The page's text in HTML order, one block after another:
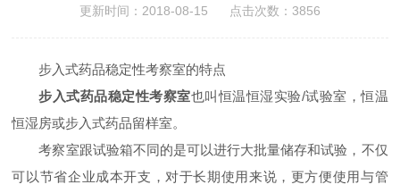
更新时间：2018-08-15 点击次数：3856
步入式药品稳定性考察室的特点
步入式药品稳定性考察室也叫恒温恒湿实验/试验室，恒温
恒湿房或步入式药品留样室。
考察室跟试验箱不同的是可以进行大批量储存和试验，不仅
可以节省企业成本开支，对于长期使用来说，更方便使用与管